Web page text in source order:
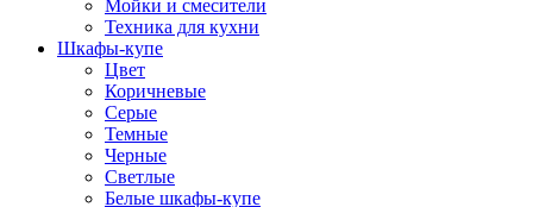
Мойки и смесители
Техника для кухни
Шкафы-купе
Цвет
Коричневые
Серые
Темные
Черные
Светлые
Белые шкафы-купе